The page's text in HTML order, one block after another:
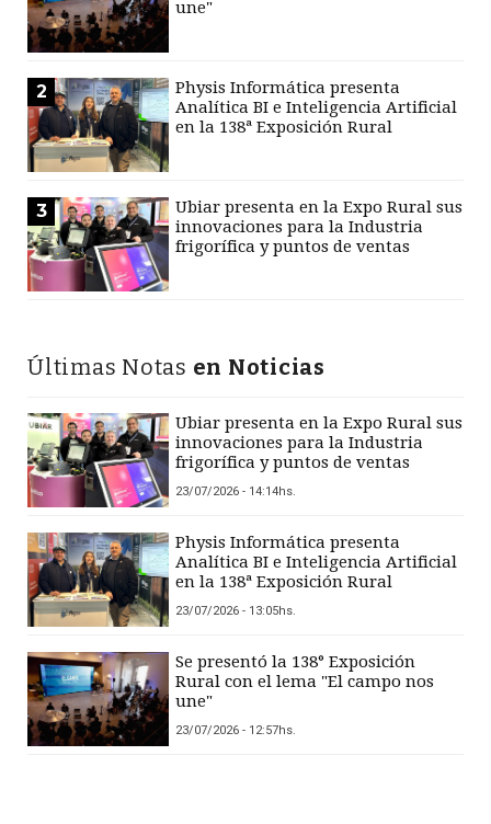
une"
2
Physis Informática presenta
Analítica BI e Inteligencia Artificial
en la 138ª Exposición Rural
3
Ubiar presenta en la Expo Rural sus
innovaciones para la Industria
frigorífica y puntos de ventas
Últimas Notas en Noticias
Ubiar presenta en la Expo Rural sus
innovaciones para la Industria
frigorífica y puntos de ventas
23/07/2026 - 14:14hs.
Physis Informática presenta
Analítica BI e Inteligencia Artificial
en la 138ª Exposición Rural
23/07/2026 - 13:05hs.
Se presentó la 138° Exposición
Rural con el lema "El campo nos
une"
23/07/2026 - 12:57hs.